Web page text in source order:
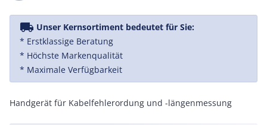
local_shipping Unser Kernsortiment bedeutet für Sie:
* Erstklassige Beratung
* Höchste Markenqualität
* Maximale Verfügbarkeit
Handgerät für Kabelfehlerordung und -längenmessung